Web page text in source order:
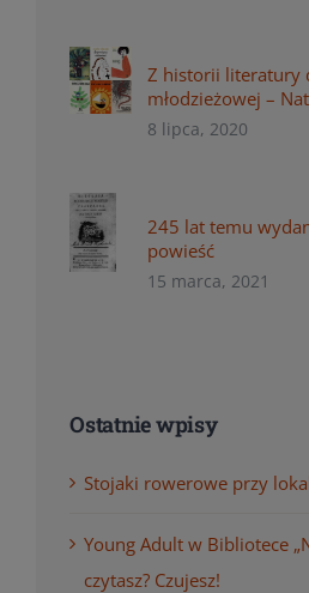
Z historii literatury
młodzieżowej –
8 lipca, 2020
245 lat temu
powieść
15 marca, 2021
Ostatnie wpisy
Stojaki rowerowe przy
Young Adult w Bibliotece
czytasz? Czujesz!